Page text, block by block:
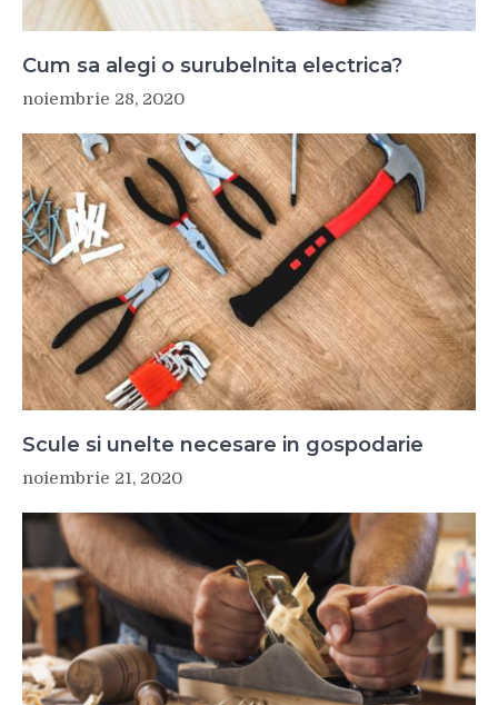
Cum sa alegi o surubelnita electrica?
noiembrie 28, 2020
Scule si unelte necesare in gospodarie
noiembrie 21, 2020